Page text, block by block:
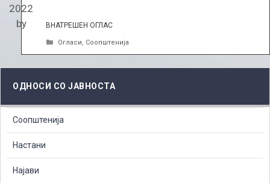
2022
by
ВНАТРЕШЕН ОГЛАС
Categories
Огласи, Соопштенија
ОДНОСИ СО ЈАВНОСТА
Соопштенија
Настани
Најави